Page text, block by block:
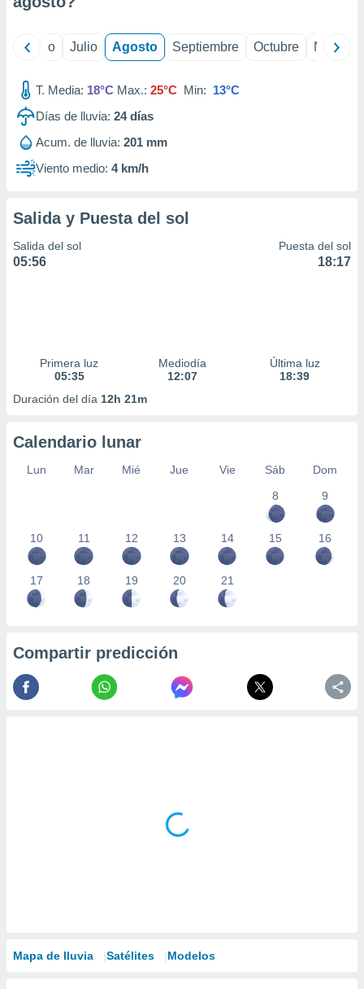
mediante
publicidad
publicidad
1199
Junio Julio Agosto Septiembre Octubre
T. Media: 18°C Max.: 25°C Min: 13°C
Días de lluvia: 24días
Acum. de lluvia: 201 mm
Viento medio: 4 km/h
Salida y Puesta del sol
Salida del sol
05:56
Puesta del sol
18:17
Primera luz
05:35
Mediodía
12:07
Última luz
18:39
Duración del día 12h 21m
Calendario lunar
Lun Mar Mié Jue Vie Sáb
Dom
8
9
10 11 12 13 14 15 16
17 18 19 20 21
Compartir predicción
Mapa de lluvia Satélites Modelos